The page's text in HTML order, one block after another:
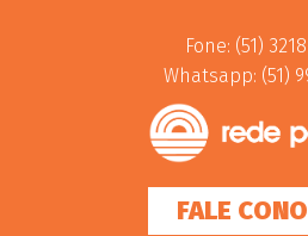
Fone: (51)
Whatsapp: (51)
FALE